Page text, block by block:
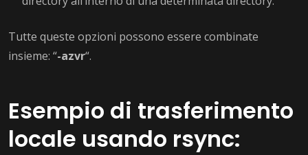
Tutte queste opzioni possono essere combinate
insieme: “-azvr“.
Esempio di trasferimento
locale usando rsync: